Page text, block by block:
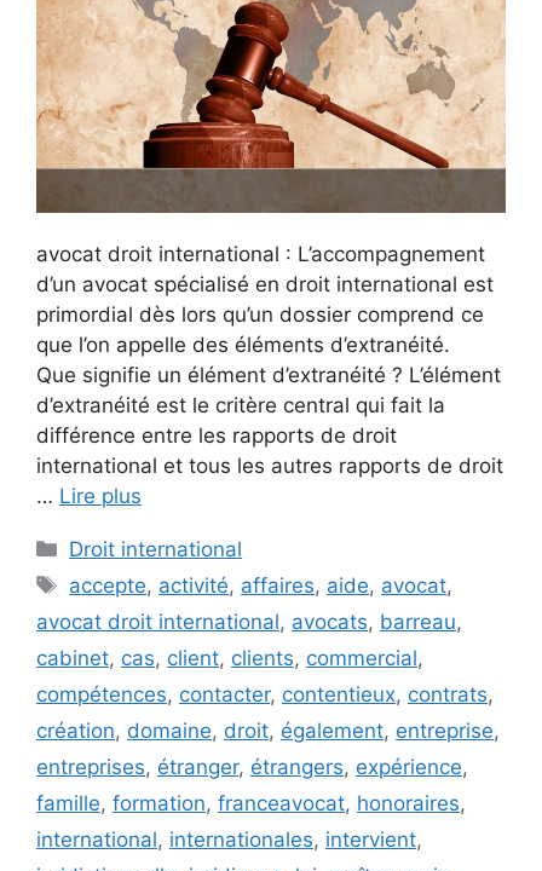
avocat droit international : L’accompagnement
d’un avocat spécialisé en droit international est
primordial dès lors qu’un dossier comprend ce
que l’on appelle des éléments d’extranéité.
Que signifie un élément d’extranéité ? L’élément
d’extranéité est le critère central qui fait la
différence entre les rapports de droit
international et tous les autres rapports de droit
… Lire plus
Droit international
accepte, activité, affaires, aide, avocat,
avocat droit international, avocats, barreau,
cabinet, cas, client, clients, commercial,
compétences, contacter, contentieux, contrats,
création, domaine, droit, également, entreprise,
entreprises, étranger, étrangers, expérience,
famille, formation, franceavocat, honoraires,
international, internationales, intervient,